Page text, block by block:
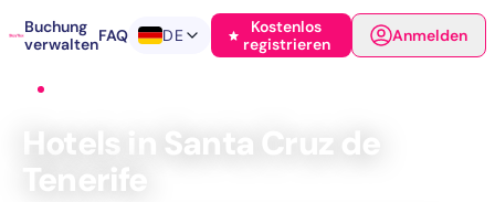
Buchung
verwaltenFAQ DE
Kostenlos
registrieren
Anmelden
Hotels in Santa Cruz de
Tenerife